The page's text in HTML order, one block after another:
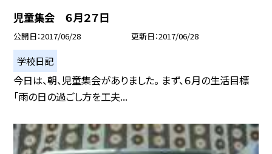
児童集会 ６月２７日
公開日 2017/06/28 更新日 2017/06/28
学校日記
今日は、朝、児童集会がありました。 まず、６月の生活目標
「雨の日の過ごし方を工夫...